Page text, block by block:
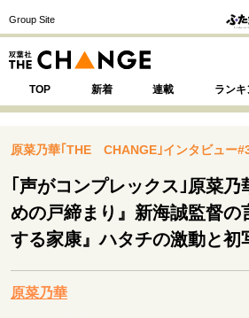
Group Site
TOP 新着 連載 ランキ
SPECIAL 注目の記事テーマで探す
運命を変えた出会い
原菜乃華｢THE CHANGE｣インタビュー
｢声がコンプレックス｣原菜
めの戸締まり』新海誠監督の
する家康』ハタチの激動と初
原菜乃華